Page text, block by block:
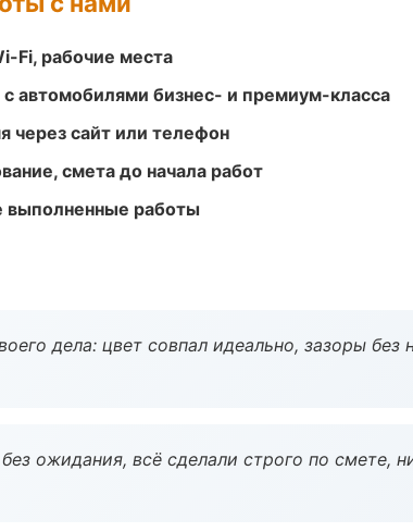
Fi, рабочие места
автомобилями бизнес- и премиум-класса
через сайт или телефон
смета до начала работ
выполненные работы
дела: цвет совпал идеально, зазоры без
ожидания, всё сделали строго по смете,